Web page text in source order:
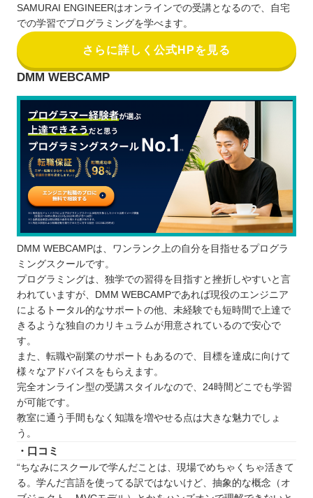
SAMURAI ENGINEERはオンラインでの受講となるので、自宅
での学習でプログラミングを学べます。
さらに詳しく公式HPを見る
DMM WEBCAMP
DMM WEBCAMPは、ワンランク上の自分を目指せるプログラ
ミングスクールです。
プログラミングは、独学での習得を目指すと挫折しやすいと言
われていますが、DMM WEBCAMPであれば現役のエンジニア
によるトータル的なサポートの他、未経験でも短時間で上達で
きるような独自のカリキュラムが用意されているので安心で
す。
また、転職や副業のサポートもあるので、目標を達成に向けて
様々なアドバイスをもらえます。
完全オンライン型の受講スタイルなので、24時間どこでも学習
が可能です。
教室に通う手間もなく知識を増やせる点は大きな魅力でしょ
う。
・口コミ
“ちなみにスクールで学んだことは、現場でめちゃくちゃ活きて
る。学んだ言語を使ってる訳ではないけど、抽象的な概念（オ